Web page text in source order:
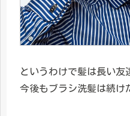
というわけで髪は長い友
今後もブラシ洗髪は続け